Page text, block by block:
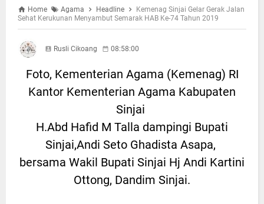
Home Agama Headline
Kemenag Sinjai Gelar Gerak Jalan
Sehat Kerukunan Menyambut Semarak HAB Ke-74 Tahun 2019
Rusli Cikoang 08:58:00
Foto, Kementerian Agama (Kemenag) RI
Kantor Kementerian Agama Kabupaten
Sinjai
H.Abd Hafid M Talla dampingi Bupati
Sinjai,Andi Seto Ghadista Asapa,
bersama Wakil Bupati Sinjai Hj Andi Kartini
Ottong, Dandim Sinjai.